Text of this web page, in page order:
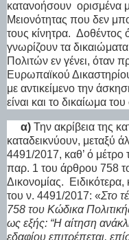
κατανοήσουν ορισμένα
Μειονότητας που δεν
τους κίνητρα. Δοθέντος
γνωρίζουν τα
Πολιτών εν γένει, όταν
Ευρωπαϊκού
με αντικείμενο την
είναι και το δικαίωμα του
α) Την ακρίβεια της
καταδεικνύουν, μεταξύ
4491/2017, καθ’ ό μέτρο
παρ. 1 του άρθρου 758
Δικονομίας.
του ν. 4491/2017: «Στο
758 του Κώδικα
ως εξής: “Η αίτηση
εδαφίου επιτρέπεται,